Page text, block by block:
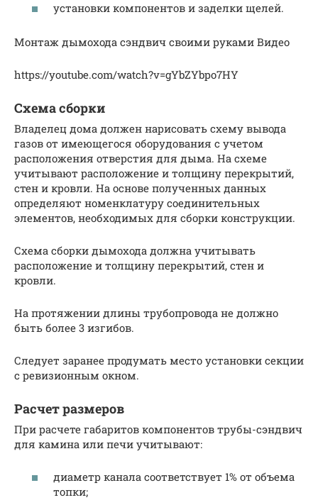
установки компонентов и заделки щелей.
Монтаж дымохода сэндвич своими руками Видео
https://youtube.com/watch?v=gYbZYbpo7HY
Схема сборки
Владелец дома должен нарисовать схему вывода
газов от имеющегося оборудования с учетом
расположения отверстия для дыма. На схеме
учитывают расположение и толщину перекрытий,
стен и кровли. На основе полученных данных
определяют номенклатуру соединительных
элементов, необходимых для сборки конструкции.
Схема сборки дымохода должна учитывать
расположение и толщину перекрытий, стен и
кровли.
На протяжении длины трубопровода не должно
быть более 3 изгибов.
Следует заранее продумать место установки секции
с ревизионным окном.
Расчет размеров
При расчете габаритов компонентов трубы-сэндвич
для камина или печи учитывают:
диаметр канала соответствует 1% от объема
топки;